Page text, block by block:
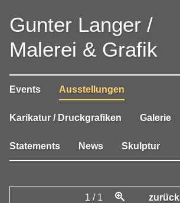
Gunter Langer /
Malerei & Grafik
Events Ausstellungen
Karikatur / Druckgrafiken Galerie
Statements News Skulptur
1 / 1 zurück